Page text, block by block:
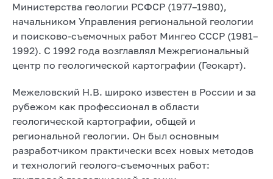
Министерства геологии РСФСР (1977–1980),
начальником Управления региональной геологии
и поисково-съемочных работ Мингео СССР (1981–
1992). С 1992 года возглавлял Межрегиональный
центр по геологической картографии (Геокарт).
Межеловский Н.В. широко известен в России и за
рубежом как профессионал в области
геологической картографии, общей и
региональной геологии. Он был основным
разработчиком практически всех новых методов
и технологий геолого-съемочных работ: